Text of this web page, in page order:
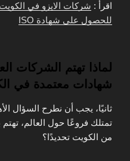
اقرأ : شركات الايزو في
للحصول على شهادة ISO
لماذا تهتم الشركات
شهادات معتمدة في
ثانيًا، يجب أن نطرح السؤال
تمتلك فروعًا حول العالم،
من الكويت تحديدًا؟